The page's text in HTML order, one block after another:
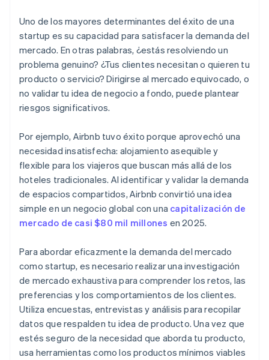
Uno de los mayores determinantes del éxito de una
startup es su capacidad para satisfacer la demanda del
mercado. En otras palabras, ¿estás resolviendo un
problema genuino? ¿Tus clientes necesitan o quieren tu
producto o servicio? Dirigirse al mercado equivocado, o
no validar tu idea de negocio a fondo, puede plantear
riesgos significativos.
Por ejemplo, Airbnb tuvo éxito porque aprovechó una
necesidad insatisfecha: alojamiento asequible y
flexible para los viajeros que buscan más allá de los
hoteles tradicionales. Al identificar y validar la demanda
de espacios compartidos, Airbnb convirtió una idea
simple en un negocio global con una capitalización de
mercado de casi $80 mil millones en 2025.
Para abordar eficazmente la demanda del mercado
como startup, es necesario realizar una investigación
de mercado exhaustiva para comprender los retos, las
preferencias y los comportamientos de los clientes.
Utiliza encuestas, entrevistas y análisis para recopilar
datos que respalden tu idea de producto. Una vez que
estés seguro de la necesidad que aborda tu producto,
usa herramientas como los productos mínimos viables